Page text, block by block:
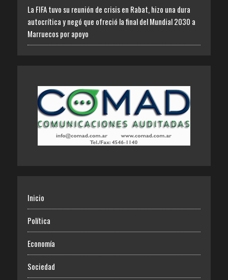
La FIFA tuvo su reunión de crisis en Rabat, hizo una dura
autocrítica y negó que ofreció la final del Mundial 2030 a
Marruecos por apoyo
Inicio
Política
Economía
Sociedad